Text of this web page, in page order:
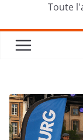
Toute